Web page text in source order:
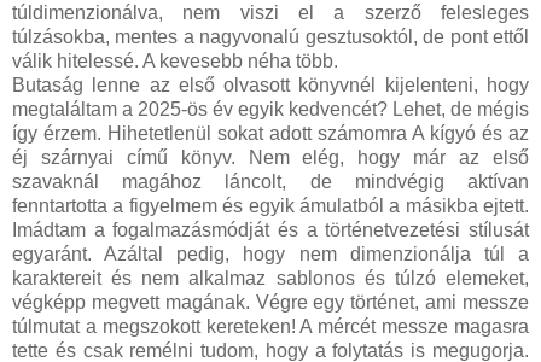
túldimenzionálva, nem viszi el a szerző felesleges
túlzásokba, mentes a nagyvonalú gesztusoktól, de pont ettől
válik hitelessé. A kevesebb néha több.
Butaság lenne az első olvasott könyvnél kijelenteni, hogy
megtaláltam a 2025-ös év egyik kedvencét? Lehet, de mégis
így érzem. Hihetetlenül sokat adott számomra A kígyó és az
éj szárnyai című könyv. Nem elég, hogy már az első
szavaknál magához láncolt, de mindvégig aktívan
fenntartotta a figyelmem és egyik ámulatból a másikba ejtett.
Imádtam a fogalmazásmódját és a történetvezetési stílusát
egyaránt. Azáltal pedig, hogy nem dimenzionálja túl a
karaktereit és nem alkalmaz sablonos és túlzó elemeket,
végképp megvett magának. Végre egy történet, ami messze
túlmutat a megszokott kereteken! A mércét messze magasra
tette és csak remélni tudom, hogy a folytatás is megugorja.